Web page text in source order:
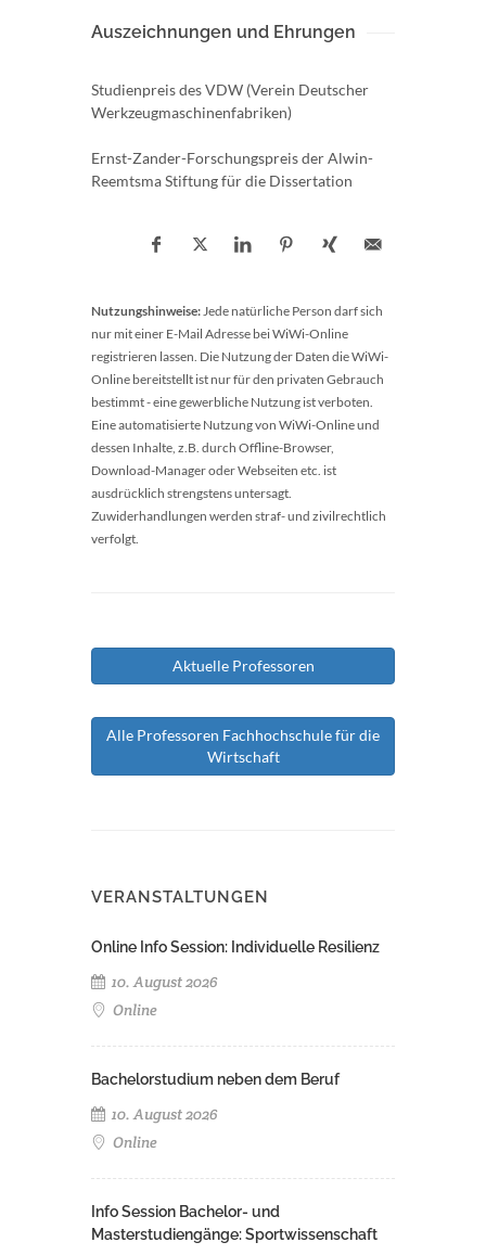
Auszeichnungen und Ehrungen
Studienpreis des VDW (Verein Deutscher
Werkzeugmaschinenfabriken)
Ernst-Zander-Forschungspreis der Alwin-
Reemtsma Stiftung für die Dissertation
Nutzungshinweise:Jede natürliche Person darf sich
nur mit einer E-Mail Adresse bei WiWi-Online
registrieren lassen. Die Nutzung der Daten die WiWi-
Online bereitstellt ist nur für den privaten Gebrauch
bestimmt - eine gewerbliche Nutzung ist verboten.
Eine automatisierte Nutzung von WiWi-Online und
dessen Inhalte, z.B. durch Offline-Browser,
Download-Manager oder Webseiten etc. ist
ausdrücklich strengstens untersagt.
Zuwiderhandlungen werden straf- und zivilrechtlich
verfolgt.
Aktuelle Professoren
Alle Professoren Fachhochschule für die
Wirtschaft
VERANSTALTUNGEN
Online Info Session: Individuelle Resilienz
10. August 2026
Online
Bachelorstudium neben dem Beruf
10. August 2026
Online
Info Session Bachelor- und
Masterstudiengänge: Sportwissenschaft